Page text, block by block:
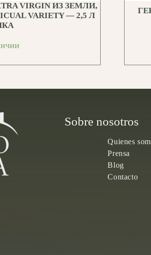
VIRGIN ИЗ ЗЕМЛИ,
VARIETY — 2,5 Л
Sobre nosotros
Quienes
Prensa
Blog
Contacto